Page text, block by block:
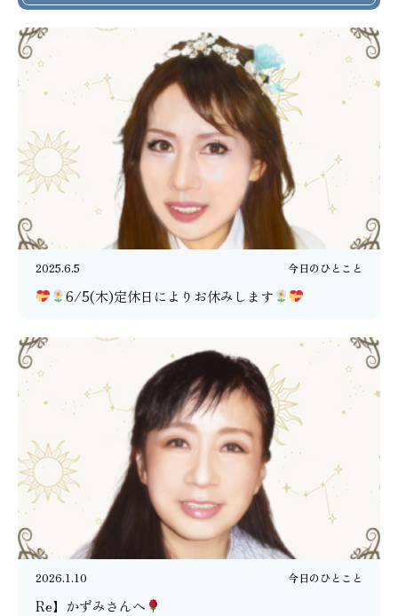
2025.6.5 今日のひとこと
6/5(木)定休日によりお休みします
2026.1.10 今日のひとこと
Re】かずみさんへ